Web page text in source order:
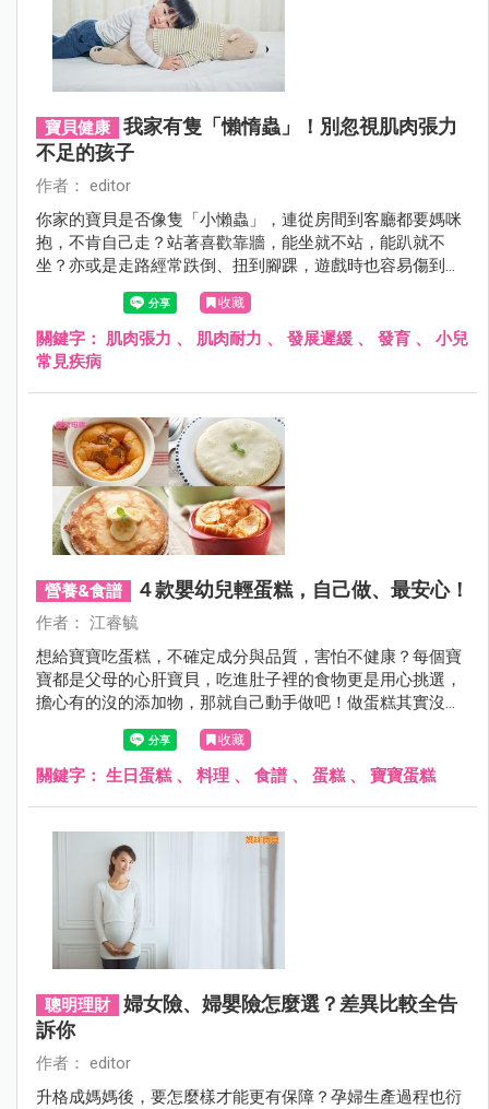
寶貝健康
我家有隻「懶惰蟲」！別忽視肌肉張力
不足的孩子
作者： editor
你家的寶貝是否像隻「小懶蟲」，連從房間到客廳都要媽咪
抱，不肯自己走？站著喜歡靠牆，能坐就不站，能趴就不
坐？亦或是走路經常跌倒、扭到腳踝，遊戲時也容易傷到手
腕？寶貝真的只是單純的懶惰嗎？如果是這樣，為何又會受
傷？小心！這很有可能是「肌肉張力不足」的徵兆喔！
收藏
關鍵字： 肌肉張力 、 肌肉耐力 、 發展遲緩 、 發育 、 小兒
常見疾病
營養&食譜 ４款嬰幼兒輕蛋糕，自己做、最安心！
作者： 江睿毓
想給寶寶吃蛋糕，不確定成分與品質，害怕不健康？每個寶
寶都是父母的心肝寶貝，吃進肚子裡的食物更是用心挑選，
擔心有的沒的添加物，那就自己動手做吧！做蛋糕其實沒有
想像中的困難，沒有烤箱也可以蓋上鋁箔紙用電鍋蒸，營養
收藏
關鍵字： 生日蛋糕 、 料理 、 食譜 、 蛋糕 、 寶寶蛋糕
聰明理財
婦女險、婦嬰險怎麼選？差異比較全告
訴你
作者： editor
升格成媽媽後，要怎麼樣才能更有保障？孕婦生產過程也衍